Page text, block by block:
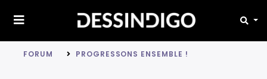
FORUM PROGRESSONS ENSEMBLE !